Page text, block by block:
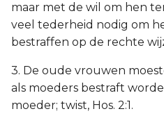
maar met de wil om hen
veel tederheid nodig om
bestraffen op de rechte
3. De oude vrouwen
als moeders bestraft
moeder; twist, Hos. 2:1.